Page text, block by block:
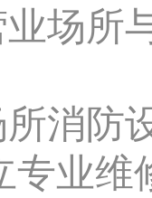
场所
消防
专业维